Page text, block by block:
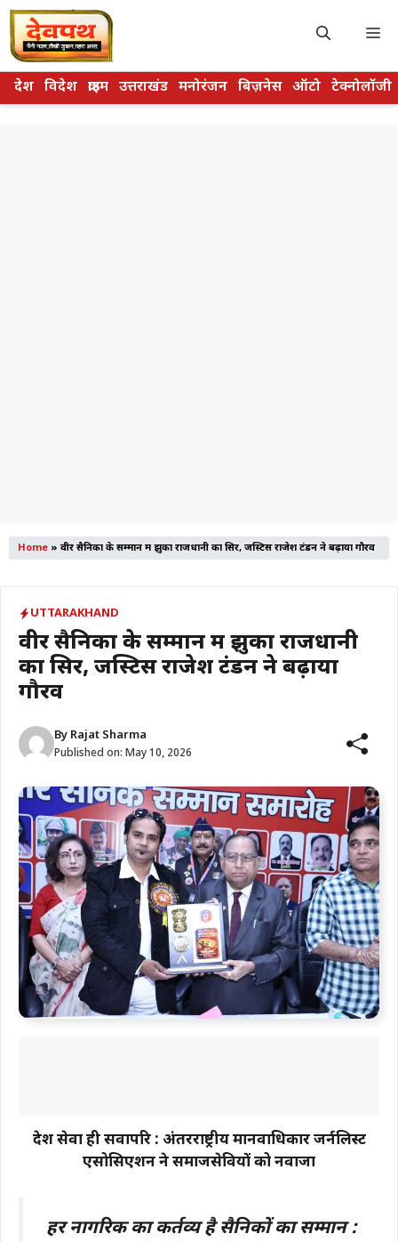
Skip
to
content
देश विदेश क्राइम उत्तराखंड मनोरंजन बिज़नेस ऑटो टेक्नोलॉजी
Home » वीर सैनिकों के सम्मान में झुका राजधानी का सिर, जस्टिस राजेश टंडन ने बढ़ाया गौरव
UTTARAKHAND
वीर सैनिकों के सम्मान में झुका राजधानी
का सिर, जस्टिस राजेश टंडन ने बढ़ाया
गौरव
By Rajat Sharma
Published on: May 10, 2026
देश सेवा ही सर्वोपरि : अंतरराष्ट्रीय मानवाधिकार जर्नलिस्ट
एसोसिएशन ने समाजसेवियों को नवाजा
हर नागरिक का कर्तव्य है सैनिकों का सम्मान :